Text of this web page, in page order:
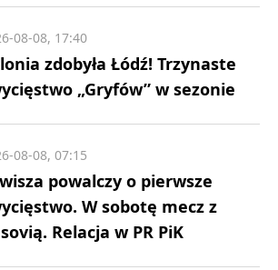
zdobyła Łódź! Trzynaste
„Gryfów” w sezonie
08-08, 17:40
powalczy o pierwsze
W sobotę mecz z
Relacja w PR PiK
08-08, 07:15